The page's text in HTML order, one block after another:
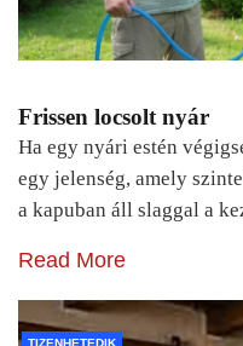
Frissen locsolt nyár
Ha egy nyári estén
egy jelenség, amely
a kapuban áll slaggal a
Read More
TIZENHETEDIK